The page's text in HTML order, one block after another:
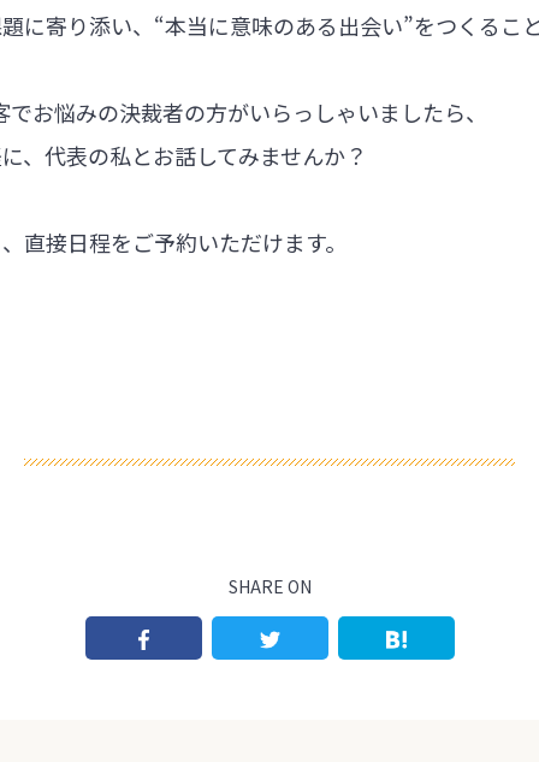
に寄り添い、“本当に意味のある出会い”をつくるこ
お悩みの決裁者の方がいらっしゃいましたら、
、代表の私とお話してみませんか？
直接日程をご予約いただけます。
SHARE ON